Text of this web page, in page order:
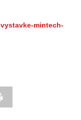
mintech-